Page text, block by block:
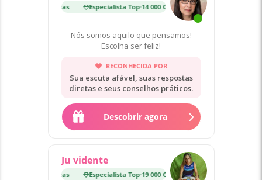
Especialista Top· 14 000 Consultas
Nós somos aquilo que pensamos!
Escolha ser feliz!
RECONHECIDA POR
Sua escuta afável, suas respostas
diretas e seus conselhos práticos.
Descobrir agora
Ju vidente
Especialista Top· 19 000 Consultas